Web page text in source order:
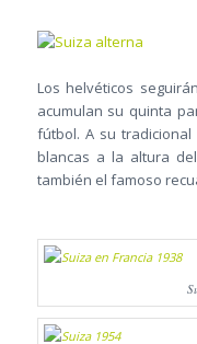
Los helvéticos
acumulan su quinta
fútbol. A su
blancas a la altura
también el famoso